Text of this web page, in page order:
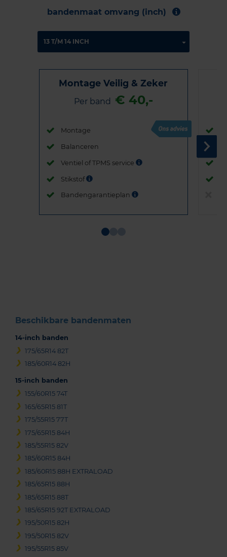
bandenmaat omvang (inch)
Montage Veilig & Zeker
Per band € 40,-
Montage
Balanceren
Ventiel of TPMS service
Stikstof
Bandengarantieplan
Beschikbare bandenmaten
14-inch banden
175/65R14 82T
185/60R14 82H
15-inch banden
155/60R15 74T
165/65R15 81T
175/55R15 77T
175/65R15 84H
185/55R15 82V
185/60R15 84H
185/60R15 88H EXTRALOAD
185/65R15 88H
185/65R15 88T
185/65R15 92T EXTRALOAD
195/50R15 82H
195/50R15 82V
195/55R15 85V